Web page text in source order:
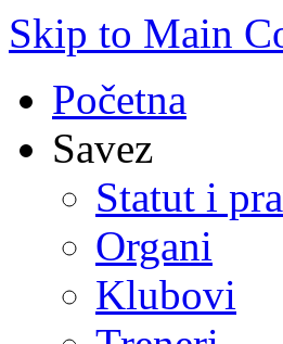
Skip to Main
Početna
Savez
Statut i
Organi
Klubovi